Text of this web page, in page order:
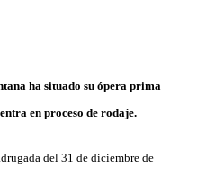
ha situado su ópera prima
en proceso de rodaje.
del 31 de diciembre de